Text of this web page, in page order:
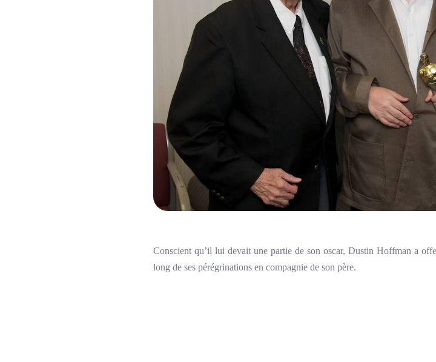
Conscient qu’il lui devait une partie de son oscar, Dustin Hoffman a
long de ses pérégrinations en compagnie de son père.